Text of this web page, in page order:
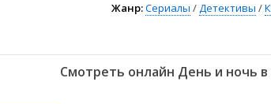
Жанр:Сериалы /Детективы /
Смотреть онлайн День и ночь